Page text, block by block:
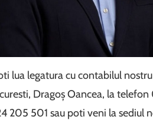
lua legatura cu contabilul
Dragoș Oancea, la
205 501 sau poti veni la sediul